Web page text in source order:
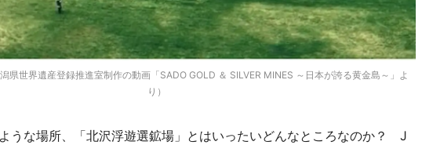
県世界遺産登録推進室制作の動画「SADO GOLD ＆ SILVER MINES ～日本が誇る黄金島～」よ
り）
うな場所、「北沢浮遊選鉱場」とはいったいどんなところなのか？ J